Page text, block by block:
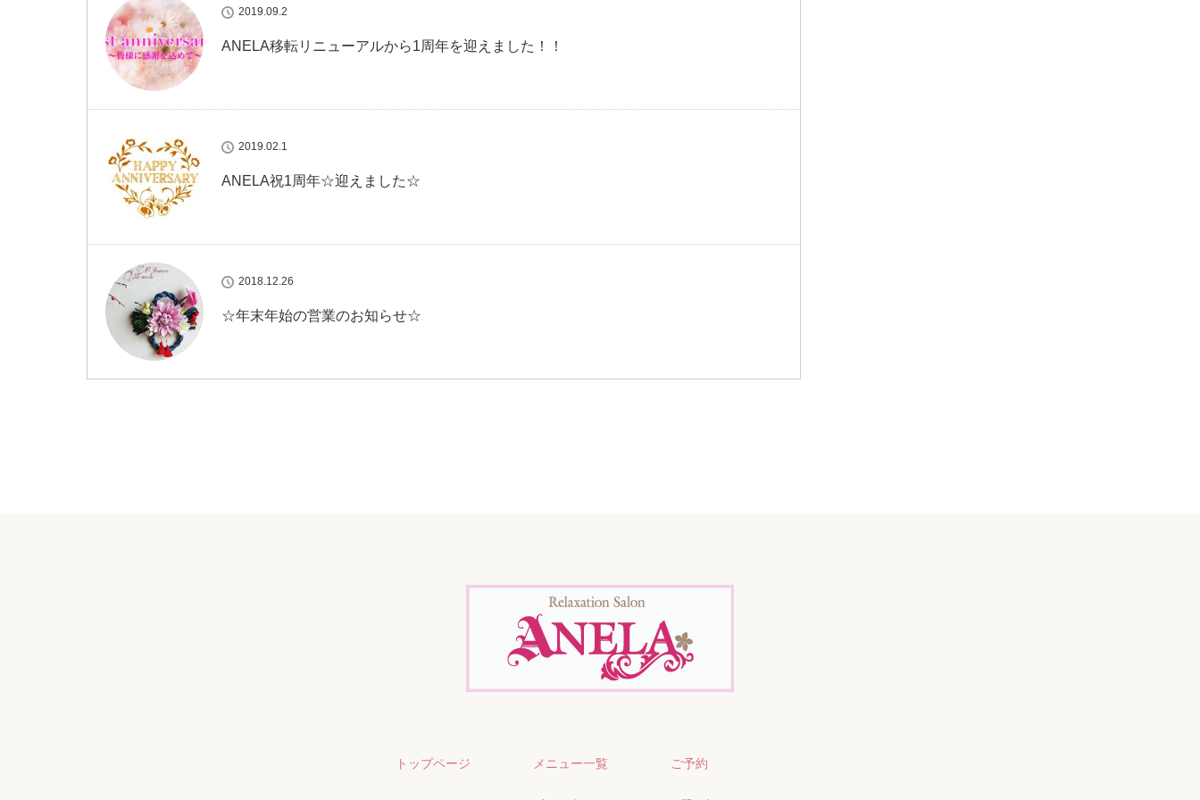
2019.09.2
ANELA移転リニューアルから1周年を迎えました！！
2019.02.1
ANELA祝1周年☆迎えました☆
2018.12.26
☆年末年始の営業のお知らせ☆
トップページ メニュー一覧 ご予約